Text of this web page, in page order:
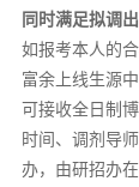
同时满足拟调
如报考本人的
富余上线生源
可接收全日制
时间、调剂导
办，由研招办